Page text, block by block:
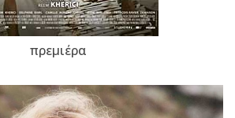
πρεμιέρα